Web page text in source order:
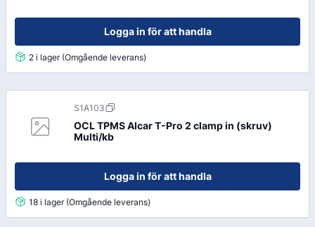
Logga in för att handla
2 i lager (Omgående leverans)
S1A103
OCL TPMS Alcar T-Pro 2 clamp in (skruv)
Multi/kb
Logga in för att handla
18 i lager (Omgående leverans)